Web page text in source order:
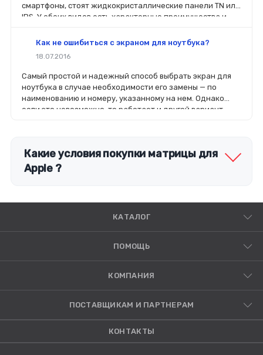
смартфоны, стоят жидкокристаллические панели TN или
IPS. У обоих видов есть характерные преимущества и
лучше отдать предпочтение тому или иному дисплею.
Как не ошибиться с экраном для ноутбука?
18.07.2016
Самый простой и надежный способ выбрать экран для
ноутбука в случае необходимости его замены — по
наименованию и номеру, указанному на нем. Однако
если это невозможно, то работает и другой вариант —
Какие условия покупки матрицы для
Apple ?
КАТАЛОГ
ПОМОЩЬ
КОМПАНИЯ
ПОСТАВЩИКАМ И ПАРТНЕРАМ
КОНТАКТЫ